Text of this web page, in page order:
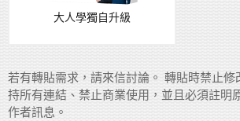
大人學獨自升級
若有轉貼需求，請來信討論。 轉貼時禁止修
持所有連結、禁止商業使用，並且必須註明
作者訊息。